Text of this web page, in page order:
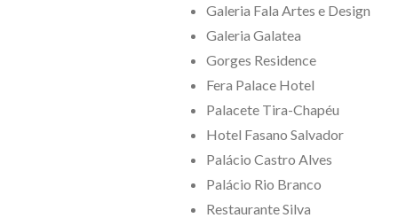
Galeria Fala Artes e Design
Galeria Galatea
Gorges Residence
Fera Palace Hotel
Palacete Tira-Chapéu
Hotel Fasano Salvador
Palácio Castro Alves
Palácio Rio Branco
Restaurante Silva